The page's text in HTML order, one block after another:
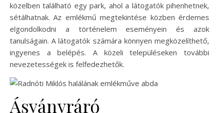
közelben található egy park, ahol a látogatók pihenhetnek,
sétálhatnak. Az emlékmű megtekintése közben érdemes
elgondolkodni a történelem eseményein és azok
tanulságain. A látogatók számára könnyen megközelíthető,
ingyenes a belépés. A közeli településeken további
nevezetességek is felfedezhetők.
Ásványráró